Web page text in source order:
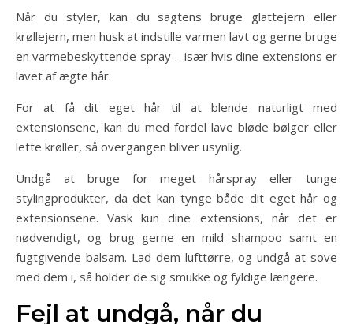
Når du styler, kan du sagtens bruge glattejern eller
krøllejern, men husk at indstille varmen lavt og gerne bruge
en varmebeskyttende spray – især hvis dine extensions er
lavet af ægte hår.
For at få dit eget hår til at blende naturligt med
extensionsene, kan du med fordel lave bløde bølger eller
lette krøller, så overgangen bliver usynlig.
Undgå at bruge for meget hårspray eller tunge
stylingprodukter, da det kan tynge både dit eget hår og
extensionsene. Vask kun dine extensions, når det er
nødvendigt, og brug gerne en mild shampoo samt en
fugtgivende balsam. Lad dem lufttørre, og undgå at sove
med dem i, så holder de sig smukke og fyldige længere.
Fejl at undgå, når du